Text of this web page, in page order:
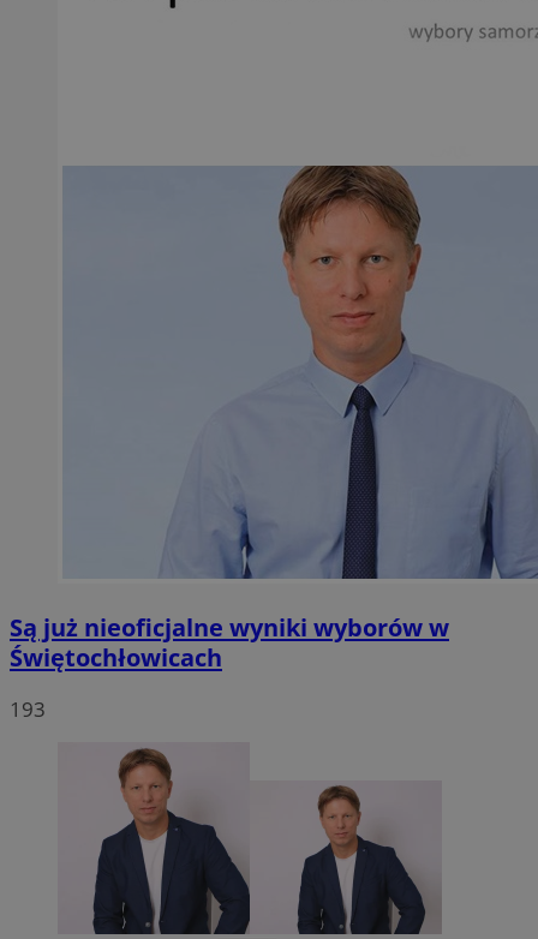
Są już nieoficjalne wyniki wyborów w
Świętochłowicach
193